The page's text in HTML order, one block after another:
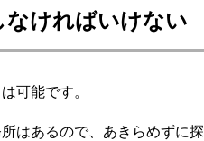
なければいけない
可能です。
はあるので、あきらめずに探